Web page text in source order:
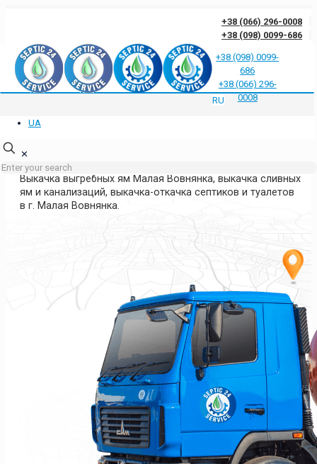
+38 (066) 296-0008
+38 (098) 0099-686
Отзывы клиентов о нас Ответы на частые вопросы Блог
Контакты
Политика конфиденциальности
+38 (098) 0099-
686
+38 (066) 296-
0008
RU
UA
✕
ВЫКАЧКА ЯМ МАЛАЯ ВОВНЯНКА
КИЕВСКАЯ ОБЛАСТЬ
Выкачка выгребных ям Малая Вовнянка, выкачка сливных
ям и канализаций, выкачка-откачка септиков и туалетов
в г. Малая Вовнянка.